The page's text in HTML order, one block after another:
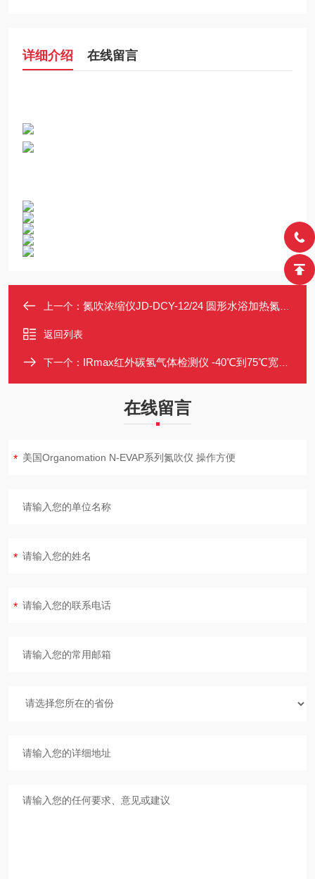
详细介绍 在线留言
上一个： 氮吹浓缩仪JD-DCY-12/24 圆形水浴加热氮吹仪 用于农残制药检测
返回列表
下一个： IRmax红外碳氢气体检测仪 -40℃到75℃宽温 镜面污染90%仍可用
在线留言